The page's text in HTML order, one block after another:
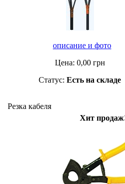
описание и фото
Цена: 0,00грн
Статус: Есть на складе
Резка кабеля
Хит